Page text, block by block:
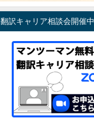
翻訳キャリア相談会開催中